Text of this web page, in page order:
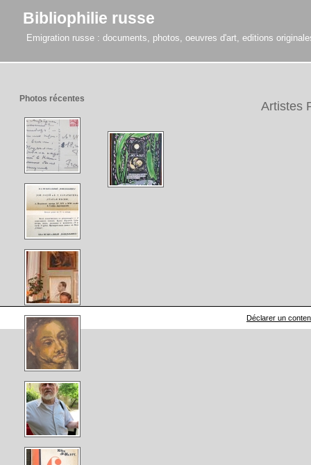
Bibliophilie russe
Emigration russe : documents, photos, oeuvres d'art, editions
Artistes
Photos récentes
Déclarer un